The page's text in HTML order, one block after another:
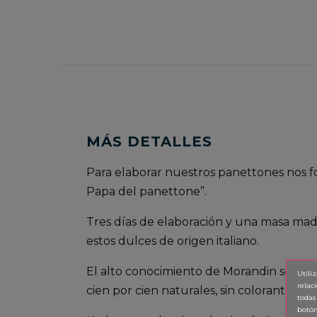
MÁS DETALLES
Para elaborar nuestros panettones nos
Papa del panettone”.
Tres días de elaboración y una masa
estos dulces de origen italiano.
El alto conocimiento de Morandin se
cien por cien naturales, sin colorantes